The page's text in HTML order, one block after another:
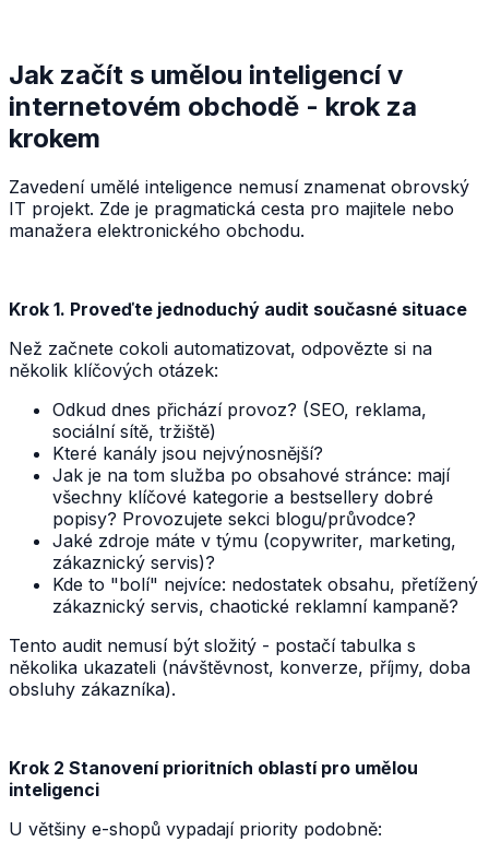
Jak začít s umělou inteligencí v
internetovém obchodě - krok za
krokem
Zavedení umělé inteligence nemusí znamenat obrovský
IT projekt. Zde je pragmatická cesta pro majitele nebo
manažera elektronického obchodu.
Krok 1. Proveďte jednoduchý audit současné situace
Než začnete cokoli automatizovat, odpovězte si na
několik klíčových otázek:
Odkud dnes přichází provoz? (SEO, reklama,
sociální sítě, tržiště)
Které kanály jsou nejvýnosnější?
Jak je na tom služba po obsahové stránce: mají
všechny klíčové kategorie a bestsellery dobré
popisy? Provozujete sekci blogu/průvodce?
Jaké zdroje máte v týmu (copywriter, marketing,
zákaznický servis)?
Kde to "bolí" nejvíce: nedostatek obsahu, přetížený
zákaznický servis, chaotické reklamní kampaně?
Tento audit nemusí být složitý - postačí tabulka s
několika ukazateli (návštěvnost, konverze, příjmy, doba
obsluhy zákazníka).
Krok 2 Stanovení prioritních oblastí pro umělou
inteligenci
U většiny e-shopů vypadají priority podobně: